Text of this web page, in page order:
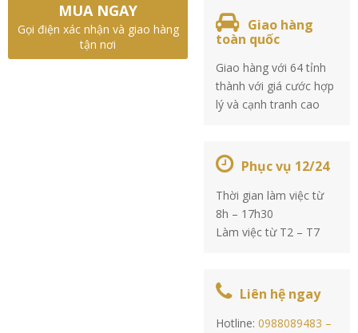
MUA NGAY
Gọi điện xác nhận và giao hàng
tận nơi
Giao hàng
toàn quốc
Giao hàng với 64 tỉnh
thành với giá cước hợp
lý và cạnh tranh cao
Phục vụ 12/24
Thời gian làm việc từ
8h – 17h30
Làm việc từ T2 – T7
Liên hệ ngay
Hotline:0988089483 –